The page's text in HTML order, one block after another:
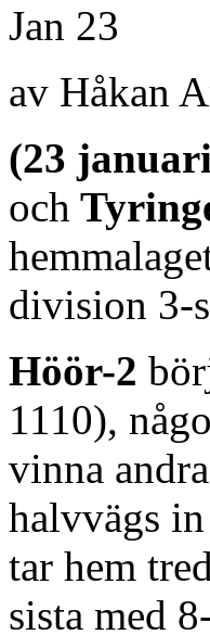
Jan 23
av Håkan
(23
och
division 3-
Höör-2
1110),
vinna
halvvägs
tar hem
sista med